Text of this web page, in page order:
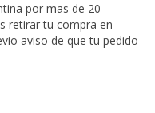
por mas de 20
retirar tu compra en
aviso de que tu pedido